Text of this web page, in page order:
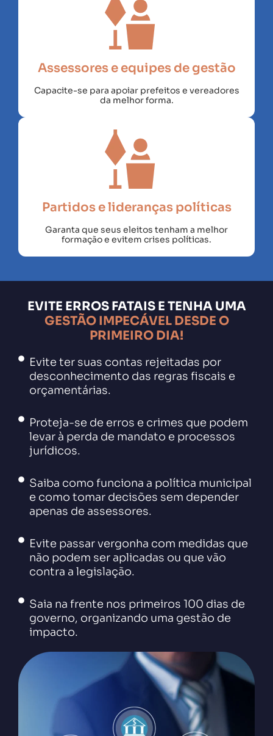
Assessores e equipes de gestão
Capacite-se para apoiar prefeitos e vereadores
da melhor forma.
Partidos e lideranças políticas
Garanta que seus eleitos tenham a melhor
formação e evitem crises políticas.
EVITE ERROS FATAIS E TENHA UMA
GESTÃO IMPECÁVEL DESDE O
PRIMEIRO DIA!
Evite ter suas contas rejeitadas por
desconhecimento das regras fiscais e
orçamentárias.
Proteja-se de erros e crimes que podem
levar à perda de mandato e processos
jurídicos.
Saiba como funciona a política municipal
e como tomar decisões sem depender
apenas de assessores.
Evite passar vergonha com medidas que
não podem ser aplicadas ou que vão
contra a legislação.
Saia na frente nos primeiros 100 dias de
governo, organizando uma gestão de
impacto.